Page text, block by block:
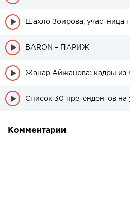
BARON – ПАРИЖ
Комментарии